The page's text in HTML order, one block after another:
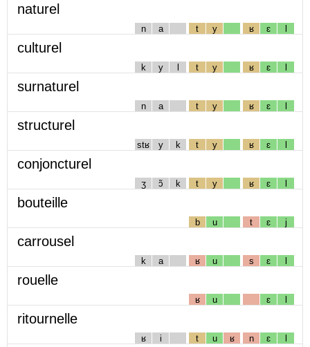
naturel
n a t y ʁ ɛ l
culturel
k y l t y ʁ ɛ l
surnaturel
n a t y ʁ ɛ l
structurel
stʁ y k t y ʁ ɛ l
conjoncturel
ʒ ɔ̃ k t y ʁ ɛ l
bouteille
b u t ɛ j
carrousel
k a ʁ u s ɛ l
rouelle
ʁ u ɛ l
ritournelle
ʁ i t u ʁ n ɛ l